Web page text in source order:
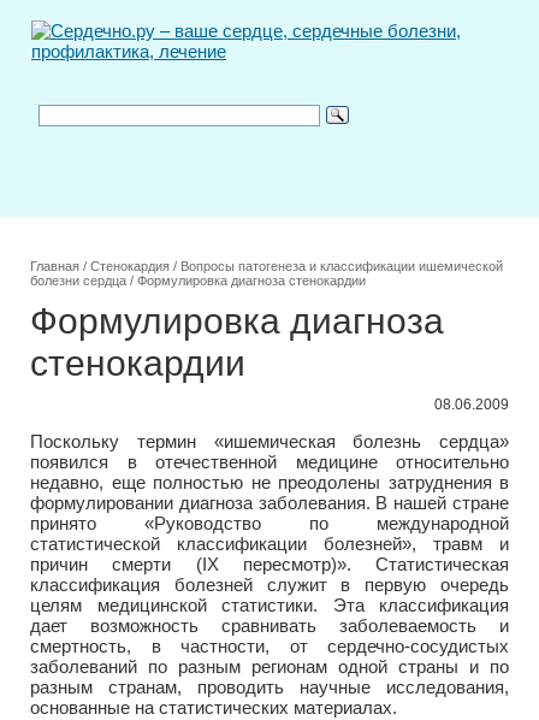
Главная / Стенокардия / Вопросы патогенеза и классификации ишемической
болезни сердца / Формулировка диагноза стенокардии
Формулировка диагноза
стенокардии
08.06.2009
Поскольку термин «ишемическая болезнь сердца»
появился в отечественной медицине относительно
недавно, еще полностью не преодолены затруднения в
формулировании диагноза заболевания. В нашей стране
принято «Руководство по международной
статистической классификации болезней», травм и
причин смерти (IX пересмотр)». Статистическая
классификация болезней служит в первую очередь
целям медицинской статистики. Эта классификация
дает возможность сравнивать заболеваемость и
смертность, в частности, от сердечно-сосудистых
заболеваний по разным регионам одной страны и по
разным странам, проводить научные исследования,
основанные на статистических материалах.